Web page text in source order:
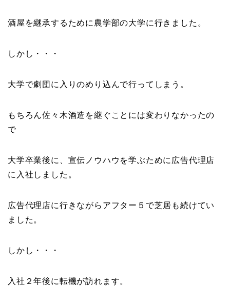
酒屋を継承するために農学部の大学に行きました。
しかし・・・
大学で劇団に入りのめり込んで行ってしまう。
もちろん佐々木酒造を継ぐことには変わりなかったの
で
大学卒業後に、宣伝ノウハウを学ぶために 広告代理店
に入社しました。
広告代理店に行きながらアフター５で芝居も続けてい
ました。
しかし・・・
入社２年後に転機が訪れます。